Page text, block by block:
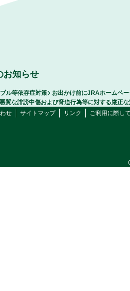
お知らせ
ル等依存症対策
お出かけ前にJRAホームペ
質な誹謗中傷および脅迫行為等に対する厳正
せ
サイトマップ リンク ご利用に際し